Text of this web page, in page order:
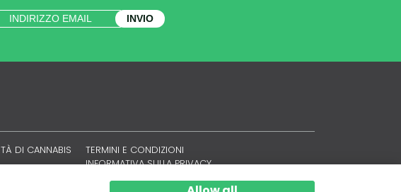
INVIO
DI CANNABIS
TERMINI E CONDIZIONI
INFORMATIVA SULLA PRIVACY